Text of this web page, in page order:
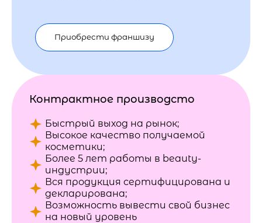
Приобрести франшизу
Контрактное производсто
Быстрый выход на рынок;
Высокое качество получаемой
косметики;
Более 5 лет работы в beauty-
индустрии;
Вся продукция сертифицирована и
декларирована;
Возможность вывести свой бизнес
на новый уровень